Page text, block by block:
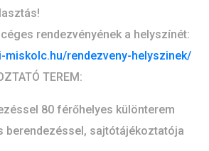
rendezvényének a helyszínét:
miskolc.hu/rendezveny-helyszinek/
TEREM:
80 férőhelyes különterem
berendezéssel, sajtótájékoztatója